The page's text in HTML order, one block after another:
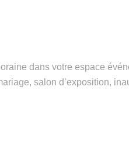
dans votre espace
salon d’exposition,